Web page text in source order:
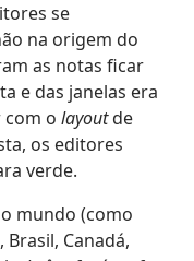
se
na origem do
as notas ficar
e das janelas era
com o layoutde
os editores
verde.
mundo (como
Canadá,